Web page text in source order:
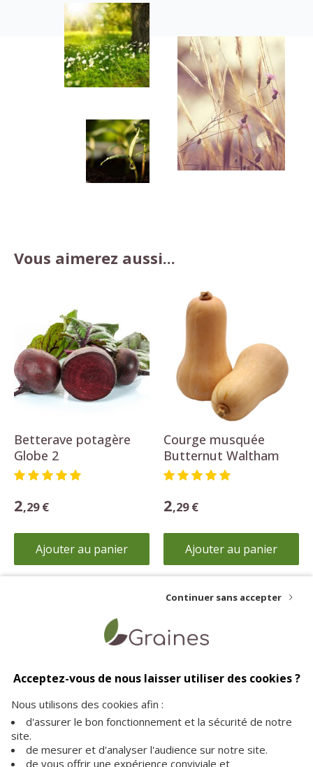
Vous aimerez aussi...
Betterave potagère
Globe 2
2,29 €
Ajouter au panier
Courge musquée
Butternut Waltham
2,29 €
Ajouter au panier
dès 35€ d'achat
vos achats en toute
sécurité sur notre site
à votre écoute pour plus
d'informations
Continuer sans accepter
Acceptez-vous de nous laisser utiliser des cookies ?
Nous utilisons des cookies afin :
d'assurer le bon fonctionnement et la sécurité de notre
site.
de mesurer et d'analyser l'audience sur notre site.
de vous offrir une expérience conviviale et